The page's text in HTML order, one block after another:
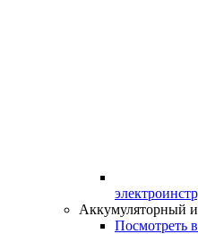
Аккумуляторный
Посмотреть